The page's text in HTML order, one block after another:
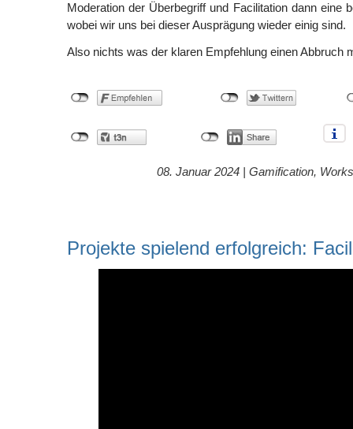
Moderation der Überbegriff und Facilitation dann eine
wobei wir uns bei dieser Ausprägung wieder einig sind.
Also nichts was der klaren Empfehlung einen Abbruch
08. Januar 2024 | Gamification,
Projekte spielend erfolgreich: